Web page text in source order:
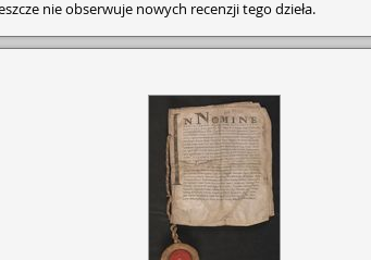
nie obserwuje nowych recenzji tego dzieła.